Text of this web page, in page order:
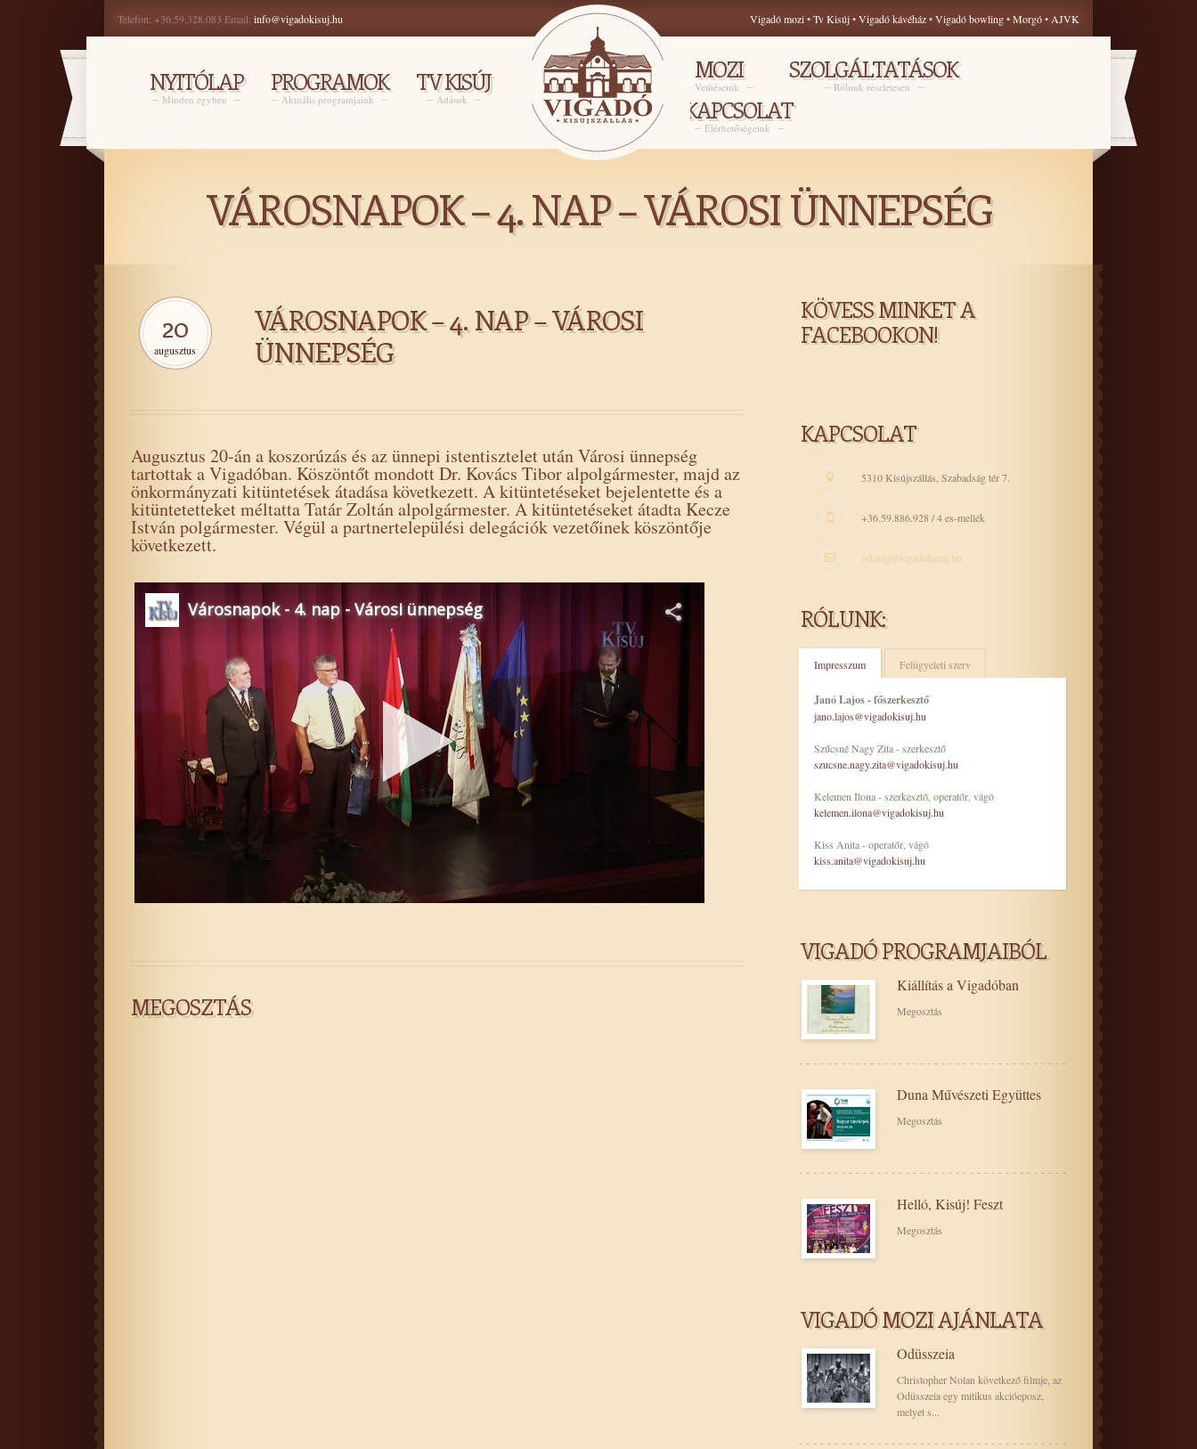
Telefon: +36.59.328.083 Email: info@vigadokisuj.hu Vigadó mozi•Tv Kisúj•Vigadó kávéház•Vigadó bowling•Morgó• AJVK
NYITÓLAP
Minden egyben
PROGRAMOK
Aktuális programjaink
TV KISÚJ
Adások
MOZI
Vetítéseink
SZOLGÁLTATÁSOK
Rólunk részletesen
KAPCSOLAT
Elérhetőségeink
VÁROSNAPOK – 4. NAP – VÁROSI ÜNNEPSÉG
20
augusztus
VÁROSNAPOK – 4. NAP – VÁROSI
ÜNNEPSÉG
Augusztus 20-án a koszorúzás és az ünnepi istentisztelet után Városi ünnepség
tartottak a Vigadóban. Köszöntőt mondott Dr. Kovács Tibor alpolgármester, majd az
önkormányzati kitüntetések átadása következett. A kitüntetéseket bejelentette és a
kitüntetetteket méltatta Tatár Zoltán alpolgármester. A kitüntetéseket átadta Kecze
István polgármester. Végül a partnertelepülési delegációk vezetőinek köszöntője
következett.
MEGOSZTÁS
KÖVESS MINKET A
FACEBOOKON!
KAPCSOLAT
5310 Kisújszállás, Szabadság tér 7.
+36.59.886.928 / 4 es-mellék
tvkisuj@vigadokisuj.hu
RÓLUNK:
Impresszum
Janó Lajos - főszerkesztő
jano.lajos@vigadokisuj.hu
Szűcsné Nagy Zita - szerkesztő
szucsne.nagy.zita@vigadokisuj.hu
Kelemen Ilona - szerkesztő, operatőr, vágó
kelemen.ilona@vigadokisuj.hu
Kiss Anita - operatőr, vágó
kiss.anita@vigadokisuj.hu
Felügyeleti szerv
VIGADÓ PROGRAMJAIBÓL
Kiállítás a Vigadóban
Megosztás
Duna Művészeti Együttes
Megosztás
Helló, Kisúj! Feszt
Megosztás
VIGADÓ MOZI AJÁNLATA
Odüsszeia
Christopher Nolan következő filmje, az
Odüsszeia egy mitikus akcióeposz,
melyet s...